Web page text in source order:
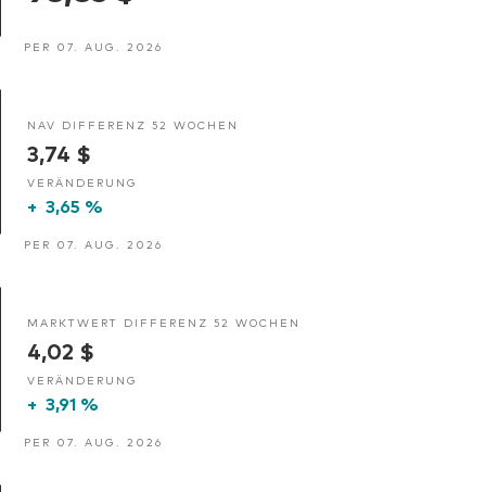
PER 07. AUG. 2026
NAV DIFFERENZ 52 WOCHEN
3,74 $
VERÄNDERUNG
+ 3,65 %
PER 07. AUG. 2026
MARKTWERT DIFFERENZ 52 WOCHEN
4,02 $
VERÄNDERUNG
+ 3,91 %
PER 07. AUG. 2026